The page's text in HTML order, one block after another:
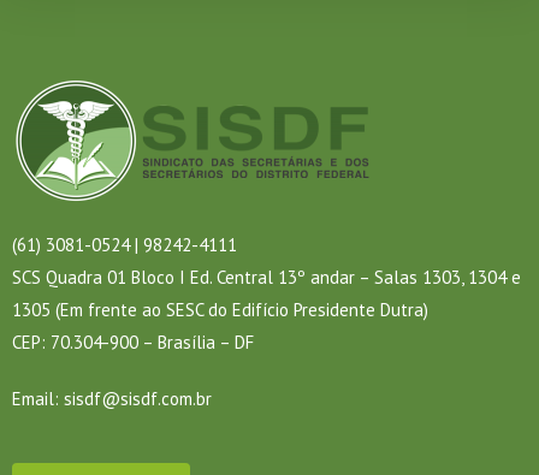
(61) 3081-0524 | 98242-4111
SCS Quadra 01 Bloco I Ed. Central 13º andar – Salas 1303, 1304 e
1305 (Em frente ao SESC do Edifício Presidente Dutra)
CEP: 70.304-900 – Brasília – DF
Email: sisdf@sisdf.com.br